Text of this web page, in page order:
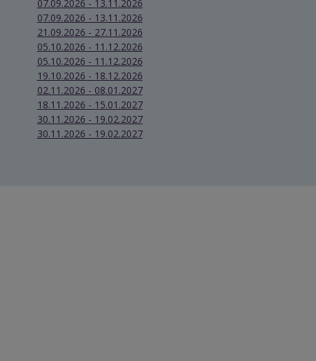
07.09.2026 - 13.11.2026
07.09.2026 - 13.11.2026
21.09.2026 - 27.11.2026
05.10.2026 - 11.12.2026
05.10.2026 - 11.12.2026
19.10.2026 - 18.12.2026
02.11.2026 - 08.01.2027
18.11.2026 - 15.01.2027
30.11.2026 - 19.02.2027
30.11.2026 - 19.02.2027